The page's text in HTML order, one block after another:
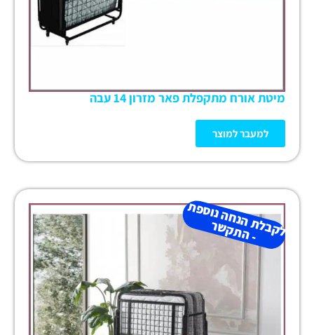
מיטת אורח מתקפלת פאר מזרון 14 עבה
למעבר למוצר
ל
ק
ב
ל
ת
הנ
ח
ה נו
ס
פ
ת
-
ה
ת
ק
ש
ר